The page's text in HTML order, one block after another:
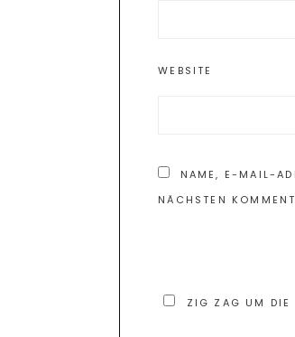
WEBSITE
NAME, E-MAIL-
NÄCHSTEN
ZIG ZAG UM DIE